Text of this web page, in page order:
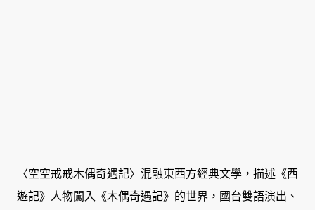
〈空空戒戒木偶奇遇記〉混融東西方經典文學，描述《西
遊記》人物闖入《木偶奇遇記》的世界，國台雙語演出、